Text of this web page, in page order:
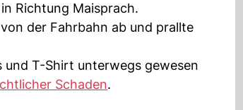
Richtung Maisprach.
der Fahrbahn ab und prallte
T-Shirt unterwegs gewesen
Schaden.